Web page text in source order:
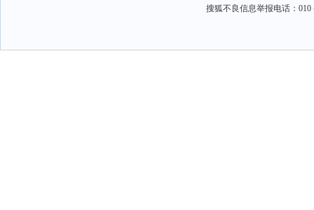
搜狐不良信息举报电话：010